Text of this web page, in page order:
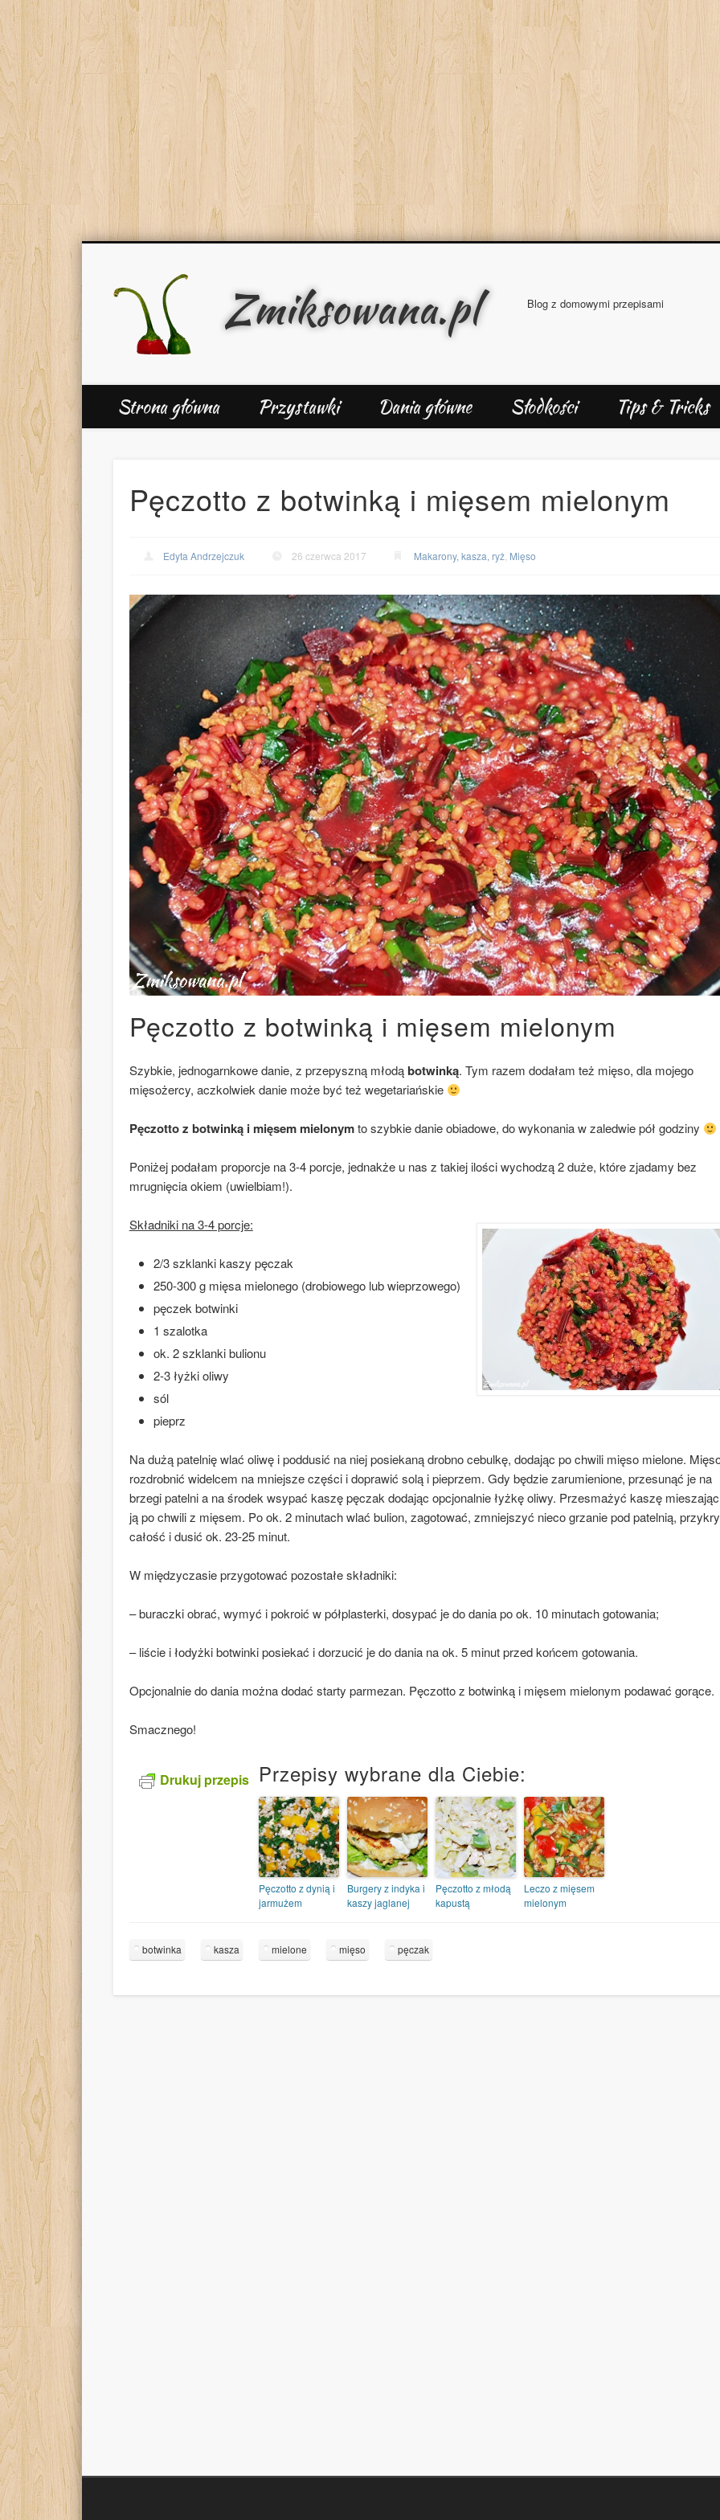
Zmiksowana.pl Blog z domowymi przepisami
FacebookPinterest
Strona główna Przystawki Dania główne Słodkości Tips & Tricks
Pęczotto z botwinką i mięsem mielonym
Edyta Andrzejczuk 26 czerwca 2017 Makarony, kasza, ryż, Mięso
Pęczotto z botwinką i mięsem mielonym
Szybkie, jednogarnkowe danie, z przepyszną młodąbotwinką. Tym razem dodałam też mięso, dla mojego
mięsożercy, aczkolwiek danie może być też wegetariańskie
Pęczotto z botwinką i mięsem mielonymto szybkie danie obiadowe, do wykonania w zaledwie pół godziny
Poniżej podałam proporcje na 3-4 porcje, jednakże u nas z takiej ilości wychodzą 2 duże, które zjadamy bez
mrugnięcia okiem (uwielbiam!).
Składniki na 3-4 porcje:
2/3 szklanki kaszy pęczak
250-300 g mięsa mielonego (drobiowego lub wieprzowego)
pęczek botwinki
1 szalotka
ok. 2 szklanki bulionu
2-3 łyżki oliwy
sól
pieprz
Na dużą patelnię wlać oliwę i poddusić na niej posiekaną drobno cebulkę, dodając po chwili mięso mielone.
rozdrobnić widelcem na mniejsze części i doprawić solą i pieprzem. Gdy będzie zarumienione, przesunąć je na
brzegi patelni a na środek wsypać kaszę pęczak dodając opcjonalnie łyżkę oliwy. Przesmażyć kaszę mieszając
ją po chwili z mięsem. Po ok. 2 minutach wlać bulion, zagotować, zmniejszyć nieco grzanie pod patelnią,
całość i dusić ok. 23-25 minut.
W międzyczasie przygotować pozostałe składniki:
– buraczki obrać, wymyć i pokroić w półplasterki, dosypać je do dania po ok. 10 minutach gotowania;
– liście i łodyżki botwinki posiekać i dorzucić je do dania na ok. 5 minut przed końcem gotowania.
Opcjonalnie do dania można dodać starty parmezan. Pęczotto z botwinką i mięsem mielonym podawać gorące.
Smacznego!
Drukuj przepis Przepisy wybrane dla Ciebie:
Pęczotto z dynią i
jarmużem
Burgery z indyka i
kaszy jaglanej
Pęczotto z młodą
kapustą
Leczo z mięsem
mielonym
botwinka kasza mielone mięso pęczak